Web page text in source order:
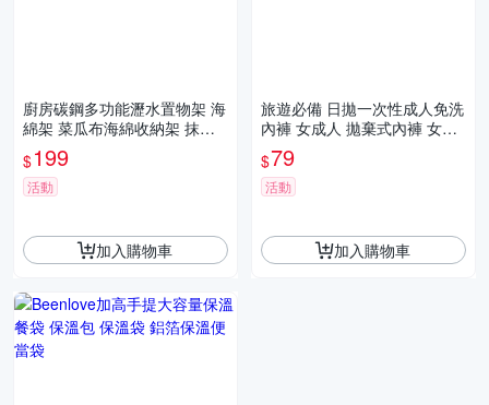
廚房碳鋼多功能瀝水置物架 海
綿架 菜瓜布海綿收納架 抹布
架 水槽整理架
$199
活動
加入購物車
旅遊必備 日拋一次性成人免洗
內褲 女成人 拋棄式內褲 女性
內褲 替換內褲 旅行出差 三角
褲
$79
活動
加入購物車